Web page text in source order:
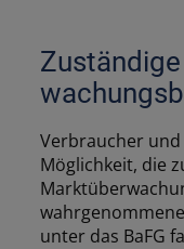
Verbraucher
Möglichkeit, die
unter das BaFG